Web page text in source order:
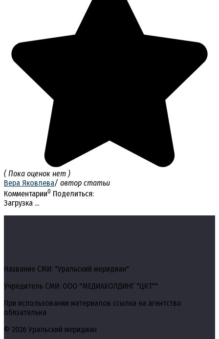
( Пока оценок нет )
Вера Яковлева/ автор статьи
Комментарии0 Поделиться:
Загрузка ...
Название СМИ: "Уральский меридиан"
Учредитель СМИ: ООО "МЕДИАХОЛДИНГ "ЦКТ""
При использовании материалов ссылка на агентство
обязательна
© 2026 Уральский меридиан